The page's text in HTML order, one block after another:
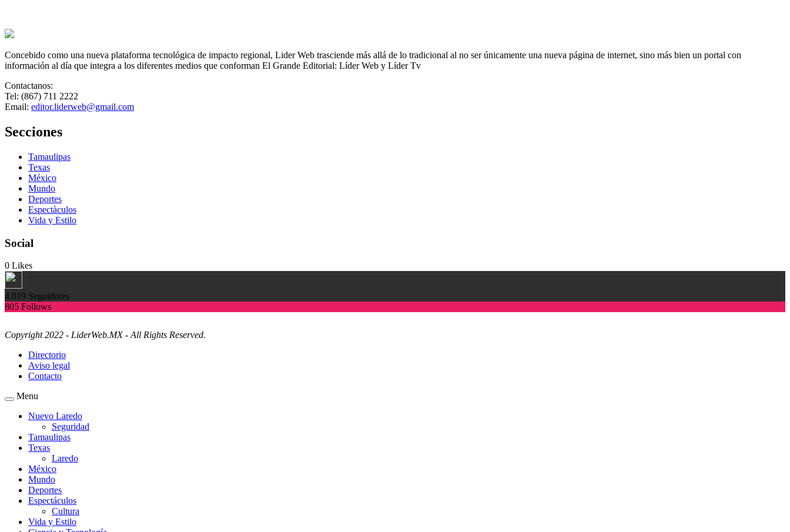
Concebido como una nueva plataforma tecnológica de impacto regional, Lider Web trasciende más allá de lo tradicional al no ser únicamente una nueva página de internet, sino más bien un portal con
información al día que integra a los diferentes medios que conforman El Grande Editorial: Líder Web y Líder Tv
Contactanos:
Tel: (867) 711 2222
Email: editor.liderweb@gmail.com
Secciones
Tamaulipas
Texas
México
Mundo
Deportes
Espectàculos
Vida y Estilo
Social
0 Likes
4.019 Seguidores
805 Follows
Copyright 2022 - LiderWeb.MX - All Rights Reserved.
Directorio
Aviso legal
Contacto
Menu
Nuevo Laredo
Seguridad
Tamaulipas
Texas
Laredo
México
Mundo
Deportes
Espectáculos
Cultura
Vida y Estilo